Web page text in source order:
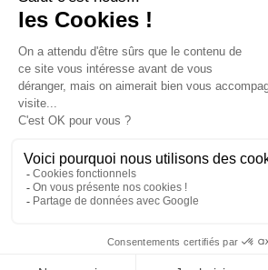
Un conseiller
Une solution pour raccrocher
© 2026 - Côté Formations - par Via
Menu Pied de page
Mentions Légales
Politique de confidentialité